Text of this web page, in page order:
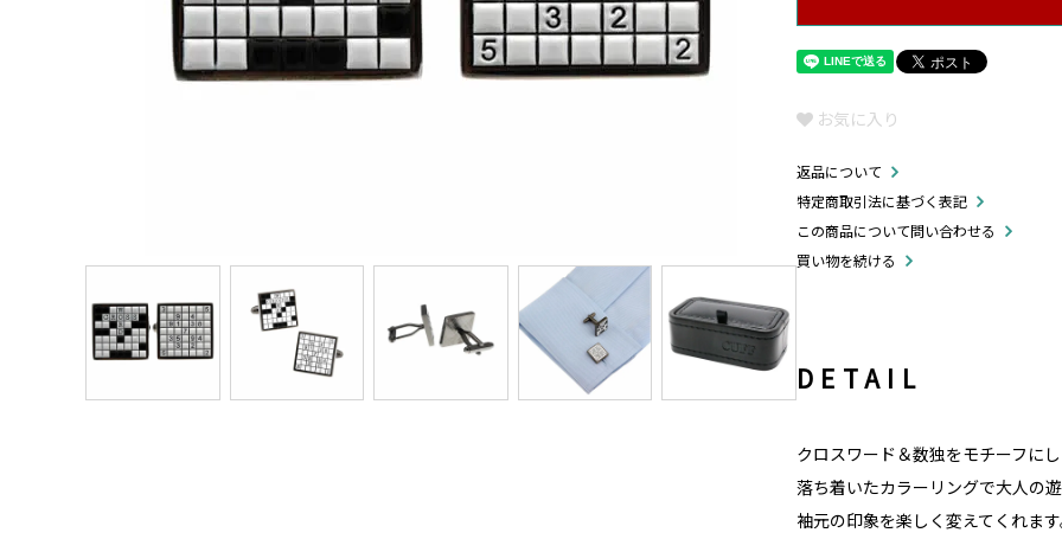
お気に入り
返品について
特定商取引法に基づく表記
この商品について問い合わせる
買い物を続ける
DETAIL
クロスワード＆数独をモチーフに
落ち着いたカラーリングで大人の
袖元の印象を楽しく変えてくれま